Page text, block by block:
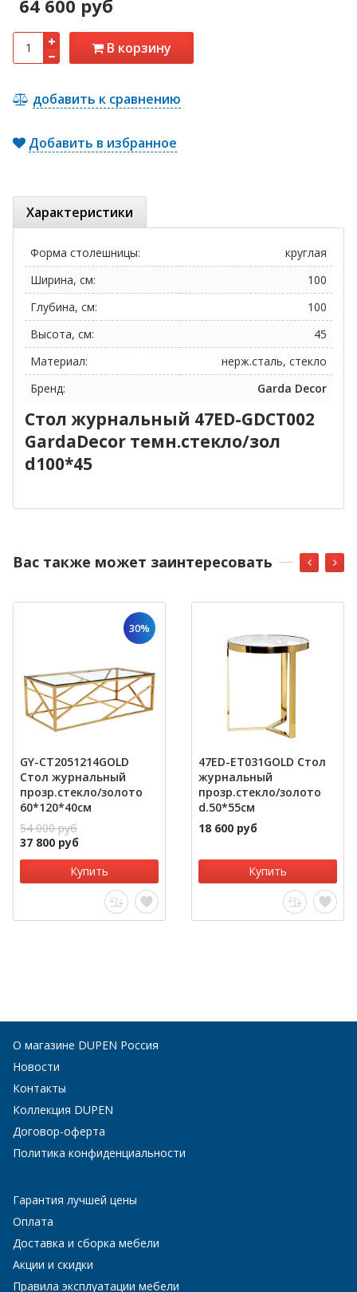
64 600 руб
В корзину
добавить к сравнению
Добавить в избранное
Характеристики
Форма столешницы:
круглая
Ширина, см:
100
Глубина, см:
100
Высота, см:
45
Материал:
нерж.сталь, стекло
Бренд:
Garda Decor
Стол журнальный 47ED-GDCT002
GardaDecor темн.стекло/зол
d100*45
Вас также может заинтересовать
30%
GY-CT2051214GOLD
Стол журнальный
прозр.стекло/золото
60*120*40см
54 000 руб
37 800 руб
Купить
47ED-ET031GOLD Стол
журнальный
прозр.стекло/золото
d.50*55см
18 600 руб
Купить
О магазине DUPEN Россия
Новости
Контакты
Коллекция DUPEN
Договор-оферта
Политика конфиденциальности
Гарантия лучшей цены
Оплата
Доставка и сборка мебели
Акции и скидки
Правила эксплуатации мебели